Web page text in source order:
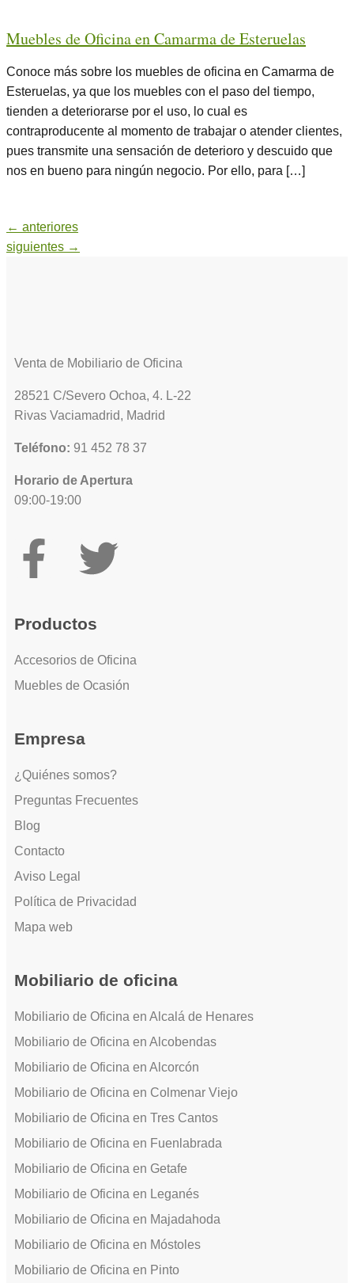
Muebles de Oficina en Camarma de Esteruelas
Conoce más sobre los muebles de oficina en Camarma de
Esteruelas, ya que los muebles con el paso del tiempo,
tienden a deteriorarse por el uso, lo cual es
contraproducente al momento de trabajar o atender clientes,
pues transmite una sensación de deterioro y descuido que
nos en bueno para ningún negocio. Por ello, para […]
← anteriores
siguientes →
Venta de Mobiliario de Oficina
28521 C/Severo Ochoa, 4. L-22
Rivas Vaciamadrid, Madrid
Teléfono: 91 452 78 37
Horario de Apertura
09:00-19:00
Productos
Accesorios de Oficina
Muebles de Ocasión
Empresa
¿Quiénes somos?
Preguntas Frecuentes
Blog
Contacto
Aviso Legal
Política de Privacidad
Mapa web
Mobiliario de oficina
Mobiliario de Oficina en Alcalá de Henares
Mobiliario de Oficina en Alcobendas
Mobiliario de Oficina en Alcorcón
Mobiliario de Oficina en Colmenar Viejo
Mobiliario de Oficina en Tres Cantos
Mobiliario de Oficina en Fuenlabrada
Mobiliario de Oficina en Getafe
Mobiliario de Oficina en Leganés
Mobiliario de Oficina en Majadahoda
Mobiliario de Oficina en Móstoles
Mobiliario de Oficina en Pinto